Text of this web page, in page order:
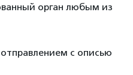
орган любым из
с описью